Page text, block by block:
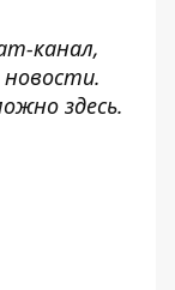
канал,
здесь.